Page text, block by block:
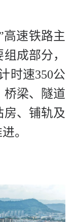
高速铁路主
成部分，
时速350公
桥梁、隧道
房、铺轨及
。